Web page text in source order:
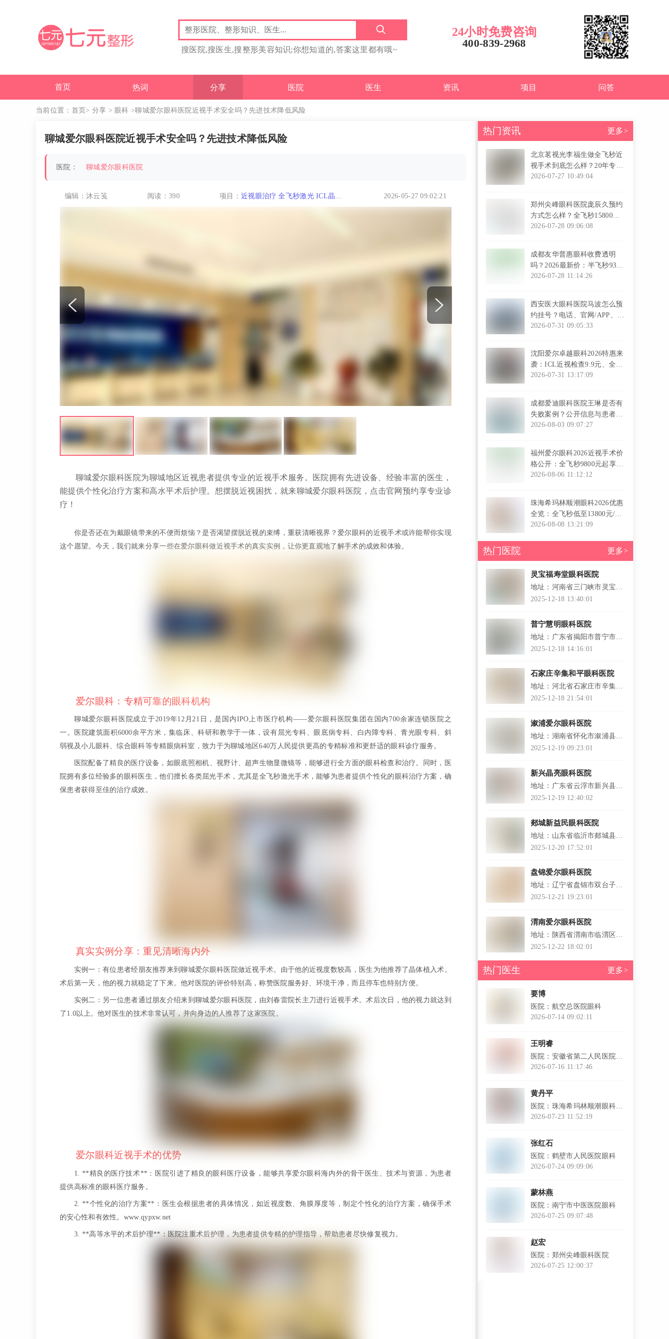
搜医院,搜医生,搜整形美容知识;你想知道的,答案这里都有哦~
24小时免费咨询
400-839-2968
首页 热词 分享 医院 医生 资讯 项目 问答
当前位置： 首页> 分享 > 眼科 >聊城爱尔眼科医院近视手术安全吗？先进技术降低风险
聊城爱尔眼科医院近视手术安全吗？先进技术降低风险
医院： 聊城爱尔眼科医院
编辑：沐云笺 阅读： 390 项目： 近视眼治疗 全飞秒激光 ICL晶体
植入 儿童视力 儿童近视 小儿弱视
2026-05-27 09:02:21
聊城爱尔眼科医院为聊城地区近视患者提供专业的近视手术服务。医院拥有先进设备、经验丰富的医生，
能提供个性化治疗方案和高水平术后护理。想摆脱近视困扰，就来聊城爱尔眼科医院，点击官网预约享专业诊
疗！
你是否还在为戴眼镜带来的不便而烦恼？是否渴望摆脱近视的束缚，重获清晰视界？爱尔眼科的近视手术或许能帮你实现
这个愿望。今天，我们就来分享一些在爱尔眼科做近视手术的真实实例，让你更直观地了解手术的成效和体验。
爱尔眼科：专精可靠的眼科机构
聊城爱尔眼科医院成立于2019年12月21日，是国内IPO上市医疗机构——爱尔眼科医院集团在国内700余家连锁医院之
一。医院建筑面积6000余平方米，集临床、科研和教学于一体，设有屈光专科、眼底病专科、白内障专科、青光眼专科、斜
弱视及小儿眼科、综合眼科等专精眼病科室，致力于为聊城地区640万人民提供更高的专精标准和更舒适的眼科诊疗服务。
医院配备了精良的医疗设备，如眼底照相机、视野计、超声生物显微镜等，能够进行全方面的眼科检查和治疗。同时，医
院拥有多位经验多的眼科医生，他们擅长各类屈光手术，尤其是全飞秒激光手术，能够为患者提供个性化的眼科治疗方案，确
保患者获得至佳的治疗成效。
真实实例分享：重见清晰海内外
实例一：有位患者经朋友推荐来到聊城爱尔眼科医院做近视手术。由于他的近视度数较高，医生为他推荐了晶体植入术。
术后第一天，他的视力就稳定了下来。他对医院的评价特别高，称赞医院服务好、环境干净，而且停车也特别方便。
实例二：另一位患者通过朋友介绍来到聊城爱尔眼科医院，由刘春雷院长主刀进行近视手术。术后次日，他的视力就达到
了1.0以上。他对医生的技术非常认可，并向身边的人推荐了这家医院。
爱尔眼科近视手术的优势
1. **精良的医疗技术**：医院引进了精良的眼科医疗设备，能够共享爱尔眼科海内外的骨干医生、技术与资源，为患者
提供高标准的眼科医疗服务。
2. **个性化的治疗方案**：医生会根据患者的具体情况，如近视度数、角膜厚度等，制定个性化的治疗方案，确保手术
的安心性和有效性。www.qypxw.net
3. **高等水平的术后护理**：医院注重术后护理，为患者提供专精的护理指导，帮助患者尽快修复视力。
热门资讯 更多>
北京茗视光李福生做全飞秒近
视手术到底怎么样？20年专攻
角膜激光，千度近视也能做，
2026-07-27 10:49:04
郑州尖峰眼科医院庞辰久预约
方式怎么样？全飞秒15800
起，术后1.2视力真实反馈，
2026-07-28 09:06:08
成都友华普惠眼科收费透明
吗？2026最新价：半飞秒9314
元起，无隐形消费患者实测好
2026-07-28 11:14:26
西安医大眼科医院马波怎么预
约挂号？电话、官网/APP、在
线弹窗均可
2026-07-31 09:05:33
沈阳爱尔卓越眼科2026特惠来
袭：ICL近视检查9.9元、全飞
秒10800起，JCI认证配全球设
2026-07-31 13:17:09
成都爱迪眼科医院王琳是否有
失败案例？公开信息与患者反
馈证实成功多满意度高
2026-08-03 09:07:27
福州爱尔眼科2026近视手术价
格公开：全飞秒9800元起享
7000元补贴，三级专科术后终
2026-08-06 11:12:12
珠海希玛林顺潮眼科2026优惠
全览：全飞秒低至13800元/双
眼，儿童离焦镜7.3折，医保
2026-08-08 13:21:09
热门医院 更多>
灵宝福寿堂眼科医院
地址：河南省三门峡市灵宝市
函谷路中段38号
2025-12-18 13:40:01
普宁慧明眼科医院
地址：广东省揭阳市普宁市普
宁大道商业街南侧林青段西
2025-12-18 14:16:01
石家庄辛集和平眼科医院
地址：河北省石家庄市辛集市
建设街东段291号
2025-12-18 21:54:01
溆浦爱尔眼科医院
地址：湖南省怀化市溆浦县大
盛兆隆花园
2025-12-19 09:23:01
新兴晶亮眼科医院
地址：广东省云浮市新兴县新
城镇城北商住区新区西区
2025-12-19 12:40:02
郯城新益民眼科医院
地址：山东省临沂市郯城县郯
东路北首
2025-12-20 17:52:01
盘锦爱尔眼科医院
地址：辽宁省盘锦市双台子区
晟华苑福斯特广场西南
2025-12-21 19:23:01
渭南爱尔眼科医院
地址：陕西省渭南市临渭区胜
利大街
2025-12-22 18:02:01
热门医生 更多>
要博
医院：航空总医院眼科
2026-07-14 09:02:11
王明睿
医院：安徽省第二人民医院眼
科
2026-07-16 11:17:46
黄丹平
医院：珠海希玛林顺潮眼科医
院
2026-07-23 11:52:19
张红石
医院：鹤壁市人民医院眼科
2026-07-24 09:09:06
蒙林燕
医院：南宁市中医医院眼科
2026-07-25 09:07:48
赵宏
医院：郑州尖峰眼科医院
2026-07-25 12:00:37